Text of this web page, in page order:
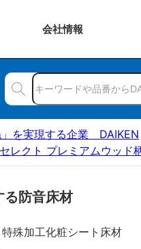
会社情報
」を実現する企業 DAIKEN
レクト プレミアムウッド
る防音床材
殊加工化粧シート床材